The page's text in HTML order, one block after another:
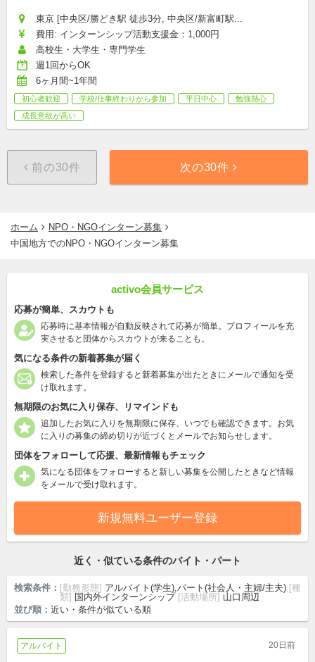
東京 [中央区/勝どき駅 徒歩3分, 中央区/新富町駅...
費用: インターンシップ活動支援金：1,000円
高校生・大学生・専門学生
週1回からOK
6ヶ月間~1年間
初心者歓迎 学校/仕事終わりから参加 平日中心
勉強熱心
成長意欲が高い
前の30件 次の30件
ホーム
NPO・NGOインターン募集
中国地方でのNPO・NGOインターン募集
activo会員サービス
応募が簡単、スカウトも
応募時に基本情報が自動反映されて応募が簡単。プロフィールを充
実させると団体からスカウトが来ることも。
気になる条件の新着募集が届く
検索した条件を登録すると新着募集が出たときにメールで通知を受
け取れます。
無期限のお気に入り保存、リマインドも
追加したお気に入りを無期限に保存、いつでも確認できます。お気
に入りの募集の締め切りが近づくとメールでお知らせします。
団体をフォローして応援、最新情報もチェック
気になる団体をフォローすると新しい募集を公開したときなど情報
をメールで受け取れます。
新規無料ユーザー登録
近く・似ている条件のバイト・パート
検索条件： [勤務形態] アルバイト(学生),パート(社会人・主婦/主夫) [種
類] 国内外インターンシップ [活動場所] 山口周辺
並び順： 近い・条件が似ている順
アルバイト 20日前